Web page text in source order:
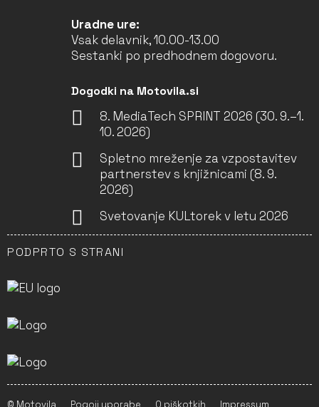
Uradne ure:
Vsak delavnik, 10.00-13.00
Sestanki po predhodnem dogovoru.
Dogodki na Motovila.si
8. MediaTech SPRINT 2026 (30. 9.–1.
10. 2026)
Spletno mreženje za vzpostavitev
partnerstev s knjižnicami (8. 9.
2026)
Svetovanje KULtorek v letu 2026
PODPRTO S STRANI
© Motovila Pogoji uporabe O piškotkih Impressum